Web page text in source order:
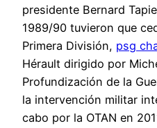
presidente Bernard
1989/90 tuvieron que
Primera División, psg
Hérault dirigido por
Profundización de la
la intervención militar
cabo por la OTAN en